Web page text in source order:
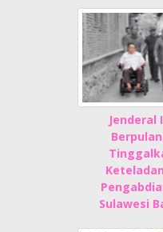
Jenderal
Sulawesi